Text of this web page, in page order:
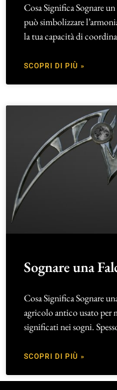
Cosa Significa Sognare
può simbolizzare
la tua capacità di
SCOPRI DI PIÙ »
Sognare una
Cosa Significa Sognare
agricolo antico usato per
significati nei sogni.
SCOPRI DI PIÙ »